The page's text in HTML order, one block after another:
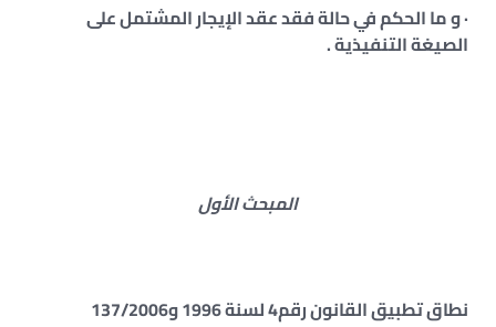
· و ما الحكم في حالة فقد عقد الإيجار المشتمل على
الصيغة التنفيذية .
المبحث الأول
نطاق تطبيق القانون رقم4 لسنة 1996 و137/2006